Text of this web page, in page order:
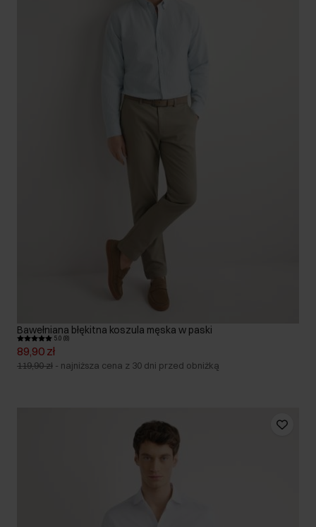
Bawełniana błękitna koszula męska w paski
5.0 (8)
89,90 zł
119,90 zł - najniższa cena z 30 dni przed obniżką